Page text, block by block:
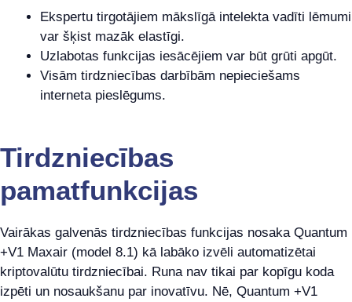
Ekspertu tirgotājiem mākslīgā intelekta vadīti lēmumi
var šķist mazāk elastīgi.
Uzlabotas funkcijas iesācējiem var būt grūti apgūt.
Visām tirdzniecības darbībām nepieciešams
interneta pieslēgums.
Tirdzniecības
pamatfunkcijas
Vairākas galvenās tirdzniecības funkcijas nosaka Quantum
+V1 Maxair (model 8.1) kā labāko izvēli automatizētai
kriptovalūtu tirdzniecībai. Runa nav tikai par kopīgu koda
izpēti un nosaukšanu par inovatīvu. Nē, Quantum +V1